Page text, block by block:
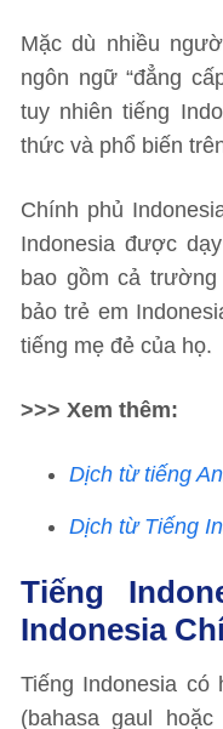
Mặc dù nhiều
ngôn ngữ “đẳng
tuy nhiên tiếng
thức và phổ biến
Chính phủ
Indonesia được
bao gồm cả
bảo trẻ em
tiếng mẹ đẻ của họ.
>>> Xem thêm:
Dịch từ tiếng
Dịch từ Tiếng
Tiếng
Indonesia
Tiếng Indonesia
(bahasa gaul